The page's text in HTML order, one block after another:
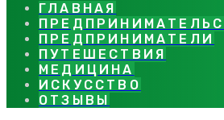
ГЛАВНАЯ
ПРЕДПРИНИМАТЕЛИ
ПУТЕШЕСТВИЯ
МЕДИЦИНА
ИСКУССТВО
ОТЗЫВЫ